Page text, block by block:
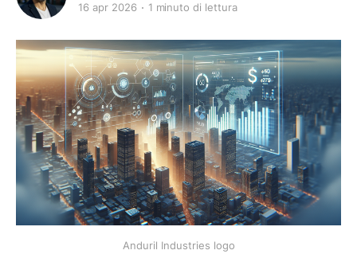
16 apr 2026 1 minuto di lettura
Anduril Industries logo